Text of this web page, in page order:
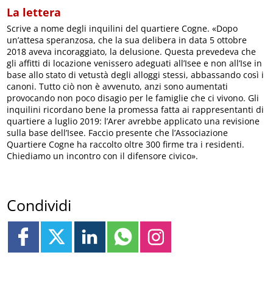
La lettera
Scrive a nome degli inquilini del quartiere Cogne. «Dopo
un’attesa speranzosa, che la sua delibera in data 5 ottobre
2018 aveva incoraggiato, la delusione. Questa prevedeva che
gli affitti di locazione venissero adeguati all’Isee e non all’Ise in
base allo stato di vetustà degli alloggi stessi, abbassando così i
canoni. Tutto ciò non è avvenuto, anzi sono aumentati
provocando non poco disagio per le famiglie che ci vivono. Gli
inquilini ricordano bene la promessa fatta ai rappresentanti di
quartiere a luglio 2019: l’Arer avrebbe applicato una revisione
sulla base dell’Isee. Faccio presente che l’Associazione
Quartiere Cogne ha raccolto oltre 300 firme tra i residenti.
Chiediamo un incontro con il difensore civico».
Condividi